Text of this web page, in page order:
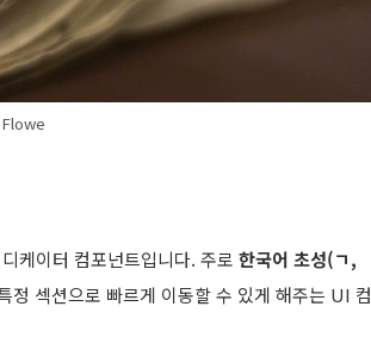
이터 컴포넌트입니다. 주로 한국어 초성(ㄱ,
정 섹션으로 빠르게 이동할 수 있게 해주는 UI 컴